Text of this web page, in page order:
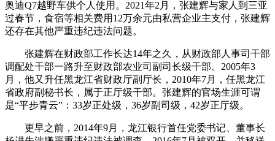
奥迪Q7越野车供个人使用。2021年2月，张建辉与家人到三亚
过春节，食宿等相关费用12万余元由私营企业主支付，张建辉
还存在其他严重违纪违法问题。
张建辉在财政部工作长达14年之久，从财政部人事司干部
调配处干部一路升至财政部农业司副司长级干部。2005年3
月，他又升任黑龙江省财政厅副厅长，2010年7月，任黑龙江
省政府副秘书长，属于正厅级干部。张建辉的官场生涯可谓
是“平步青云”：33岁正处级，36岁副司级，42岁正厅级。
更早之前，2014年9月，龙江银行首任党委书记、董事长